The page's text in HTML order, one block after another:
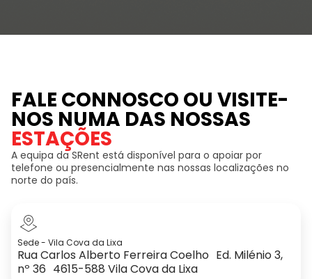
FALE CONNOSCO OU VISITE-
NOS NUMA DAS NOSSAS
ESTAÇÕES
A equipa da SRent está disponível para o apoiar por
telefone ou presencialmente nas nossas localizações no
norte do país.
Sede - Vila Cova da Lixa
Rua Carlos Alberto Ferreira Coelho Ed. Milénio 3,
nº 36 4615-588 Vila Cova da Lixa